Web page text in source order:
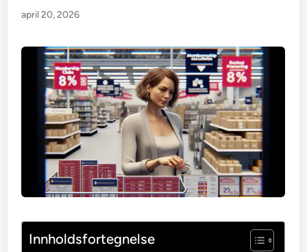
april 20, 2026
Innholdsfortegnelse